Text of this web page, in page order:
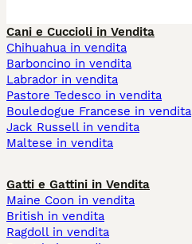
Cani e Cuccioli in Vendita
Chihuahua in vendita
Barboncino in vendita
Labrador in vendita
Pastore Tedesco in vendita
Bouledogue Francese in vendita
Jack Russell in vendita
Maltese in vendita
Gatti e Gattini in Vendita
Maine Coon in vendita
British in vendita
Ragdoll in vendita